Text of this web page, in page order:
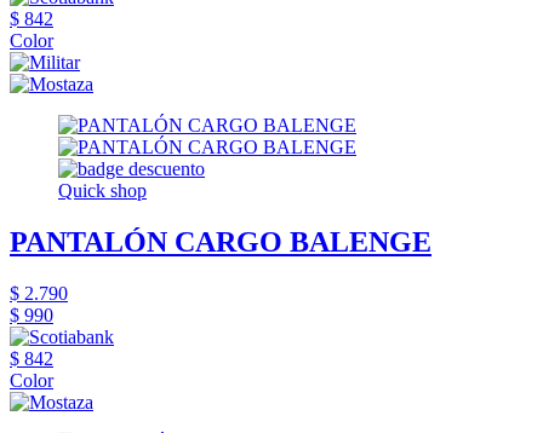
$ 842
Color
Quick shop
PANTALÓN CARGO BALENGE
$ 2.790
$ 990
$ 842
Color